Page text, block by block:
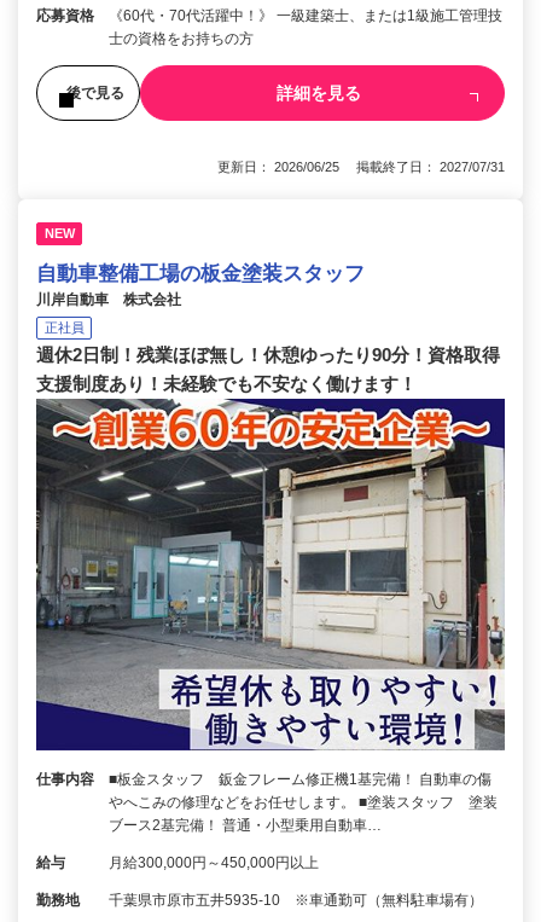
応募資格
《60代・70代活躍中！》 一級建築士、または1級施工管理技
士の資格をお持ちの方
後で見る 詳細を見る
更新日： 2026/06/25 掲載終了日： 2027/07/31
NEW
自動車整備工場の板金塗装スタッフ
川岸自動車 株式会社
正社員
週休2日制！残業ほぼ無し！休憩ゆったり90分！資格取得
支援制度あり！未経験でも不安なく働けます！
仕事内容
■板金スタッフ 鈑金フレーム修正機1基完備！ 自動車の傷
やへこみの修理などをお任せします。 ■塗装スタッフ 塗装
ブース2基完備！ 普通・小型乗用自動車…
給与 月給300,000円～450,000円以上
勤務地 千葉県市原市五井5935-10 ※車通勤可（無料駐車場有）